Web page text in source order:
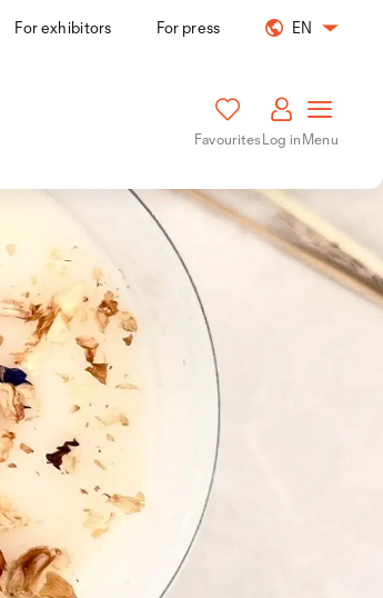
For exhibitors For press EN
FavouritesLog inMenu